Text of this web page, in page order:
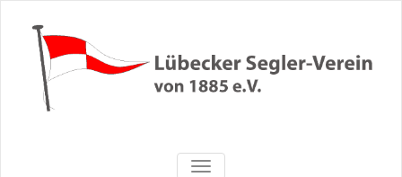
springen
NAVIGATION UMSCHALTEN